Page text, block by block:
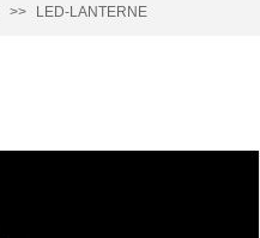
LED-LANTERNE